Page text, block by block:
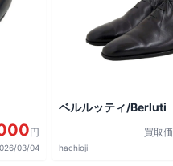
円
03/04
ベルルッティ/Berluti
買取
hachioji